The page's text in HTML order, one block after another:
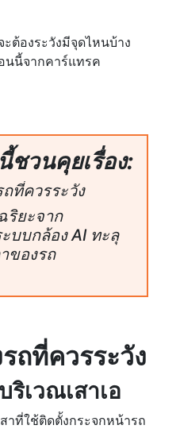
ต้องระวังมีจุดไหนบ้าง
นนี้จากคาร์แทรค
วนคุยเรื่อง:
ที่ควรระวัง
ริยะจาก
บบกล้อง AI ทะลุ
ของรถ
ถที่ควรระวัง
ริเวณเสาเอ
สาที่ใช้ติดตั้งกระจกหน้ารถ